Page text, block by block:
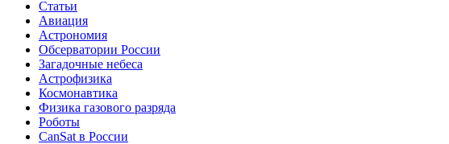
Статьи
Авиация
Астрономия
Обсерватории России
Загадочные небеса
Астрофизика
Космонавтика
Физика газового разряда
Роботы
CanSat в России